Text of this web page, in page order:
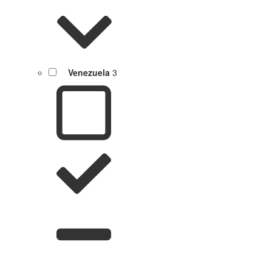
Venezuela 3